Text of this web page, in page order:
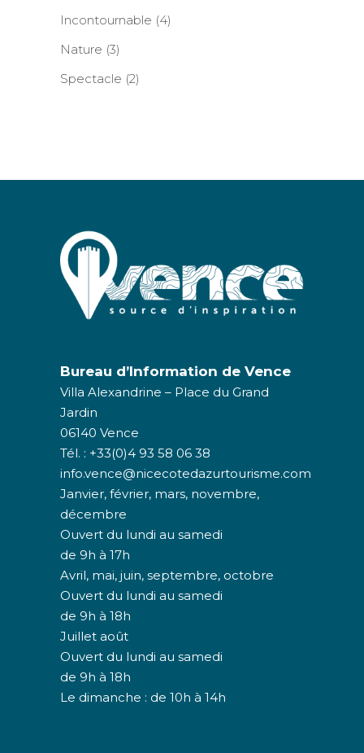
Incontournable (4)
Nature (3)
Spectacle (2)
Bureau d’Information de Vence
Villa Alexandrine – Place du Grand
Jardin
06140 Vence
Tél. : +33(0)4 93 58 06 38
info.vence@nicecotedazurtourisme.com
Janvier, février, mars, novembre,
décembre
Ouvert du lundi au samedi
de 9h à 17h
Avril, mai, juin, septembre, octobre
Ouvert du lundi au samedi
de 9h à 18h
Juillet août
Ouvert du lundi au samedi
de 9h à 18h
Le dimanche : de 10h à 14h